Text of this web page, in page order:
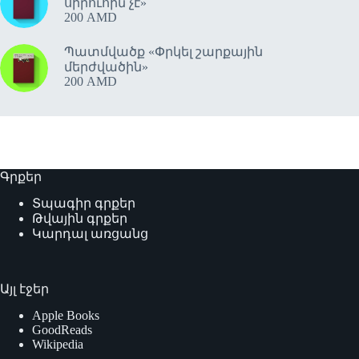
սիրուհին չէ»
200 AMD
Պատմվածք «Փրկել շարքային
մերժվածին»
200 AMD
Գրքեր
Տպագիր գրքեր
Թվային գրքեր
Կարդալ առցանց
Այլ էջեր
Apple Books
GoodReads
Wikipedia